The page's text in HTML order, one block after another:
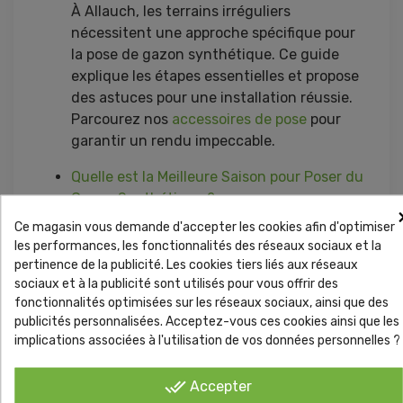
À Allauch, les terrains irréguliers
nécessitent une approche spécifique pour
la pose de gazon synthétique. Ce guide
explique les étapes essentielles et propose
des astuces pour une installation réussie.
Parcourez nos accessoires de pose pour
garantir un rendu impeccable.
Quelle est la Meilleure Saison pour Poser du
Gazon Synthétique ?
La pose de gazon synthétique peut être
réalisée toute l'année, mais certaines
saisons offrent de meilleurs résultats. Ce
guide explore les avantages et
inconvénients de chaque période.
Consultez notre gamme de gazons
synthétiques adaptés à toutes les
conditions.
Ce magasin vous demande d'accepter les cookies afin d'optimiser
les performances, les fonctionnalités des réseaux sociaux et la
pertinence de la publicité. Les cookies tiers liés aux réseaux
sociaux et à la publicité sont utilisés pour vous offrir des
fonctionnalités optimisées sur les réseaux sociaux, ainsi que des
publicités personnalisées. Acceptez-vous ces cookies ainsi que les
implications associées à l'utilisation de vos données personnelles ?
done_all Accepter